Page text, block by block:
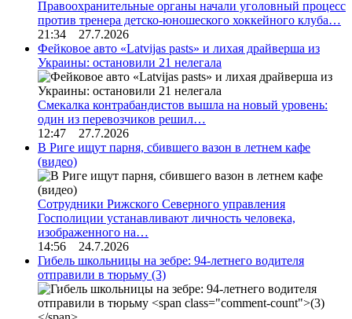
Правоохранительные органы начали уголовный процесс
против тренера детско-юношеского хоккейного клуба…
21:34 27.7.2026
Фейковое авто «Latvijas pasts» и лихая драйверша из
Украины: остановили 21 нелегала
Смекалка контрабандистов вышла на новый уровень:
один из перевозчиков решил…
12:47 27.7.2026
В Риге ищут парня, сбившего вазон в летнем кафе
(видео)
Сотрудники Рижского Северного управления
Госполиции устанавливают личность человека,
изображенного на…
14:56 24.7.2026
Гибель школьницы на зебре: 94-летнего водителя
отправили в тюрьму (3)